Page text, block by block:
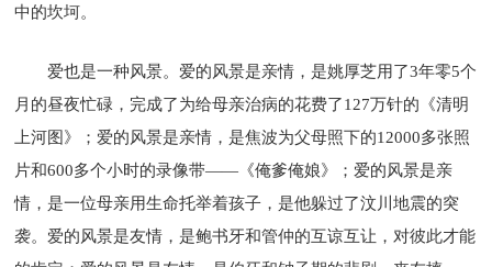
中的坎坷。
爱也是一种风景。爱的风景是亲情，是姚厚芝用了3年零5个
月的昼夜忙碌，完成了为给母亲治病的花费了127万针的《清明
上河图》；爱的风景是亲情，是焦波为父母照下的12000多张照
片和600多个小时的录像带——《俺爹俺娘》；爱的风景是亲
情，是一位母亲用生命托举着孩子，是他躲过了汶川地震的突
袭。爱的风景是友情，是鲍书牙和管仲的互谅互让，对彼此才能